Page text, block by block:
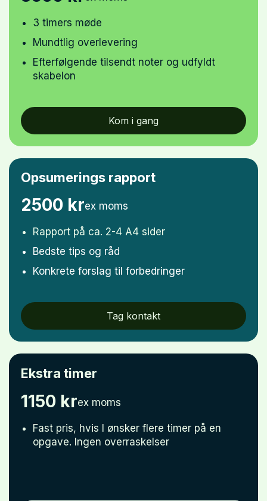
3 timers møde
Mundtlig overlevering
Efterfølgende tilsendt noter og udfyldt
skabelon
Kom i gang
Opsumerings rapport
2500 krex moms
Rapport på ca. 2-4 A4 sider
Bedste tips og råd
Konkrete forslag til forbedringer
Tag kontakt
Ekstra timer
1150 krex moms
Fast pris, hvis I ønsker flere timer på en
opgave. Ingen overraskelser